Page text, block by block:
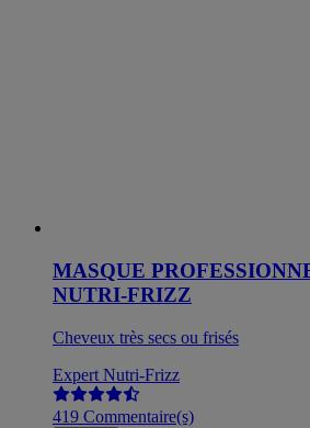
MASQUE
NUTRI-FRIZZ
Cheveux très secs ou frisés
Expert Nutri-Frizz
419 Commentaire(s)